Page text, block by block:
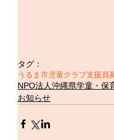
タグ：
うるま市児童クラブ支援員
NPO法人沖縄県学童・保
お知らせ